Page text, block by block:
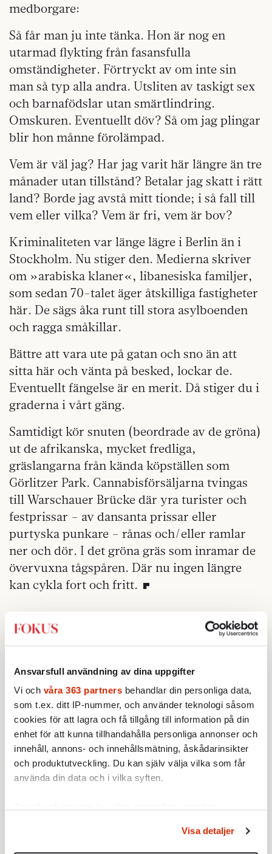
Ansvarsfull användning av dina uppgifter
Vi och våra 363 partners behandlar din personliga data,
som t.ex. ditt IP-nummer, och använder teknologi såsom
cookies för att lagra och få tillgång till information på din
enhet för att kunna tillhandahålla personliga annonser och
innehåll, annons- och innehållsmätning, åskådarinsikter
och produktutveckling. Du kan själv välja vilka som får
använda din data och i vilka syften.
Du kan ändra eller dra tillbaka ditt samtycke när som
helst från cookie-förklaringen.
Visa detaljer
medborgare:
Så får man ju inte tänka. Hon är nog en
utarmad flykting från fasansfulla
omständigheter. Förtryckt av om inte sin
man så typ alla andra. Utsliten av taskigt sex
och barnafödslar utan smärtlindring.
Omskuren. Eventuellt döv? Så om jag plingar
blir hon månne förolämpad.
Vem är väl jag? Har jag varit här längre än tre
månader utan tillstånd? Betalar jag skatt i rätt
land? Borde jag avstå mitt tionde; i så fall till
vem eller vilka? Vem är fri, vem är bov?
Kriminaliteten var länge lägre i Berlin än i
Stockholm. Nu stiger den. Medierna skriver
om »arabiska klaner«, libanesiska familjer,
som sedan 70-talet äger åtskilliga fastigheter
här. De sägs åka runt till stora asylboenden
och ragga småkillar.
Bättre att vara ute på gatan och sno än att
sitta här och vänta på besked, lockar de.
Eventuellt fängelse är en merit. Då stiger du i
graderna i vårt gäng.
Samtidigt kör snuten (beordrade av de gröna)
ut de afrikanska, mycket fredliga,
gräslangarna från kända köpställen som
Görlitzer Park. Cannabisförsäljarna tvingas
till Warschauer Brücke där yra turister och
festprissar – av dansanta prissar eller
purtyska punkare – rånas och/eller ramlar
ner och dör. I det gröna gräs som inramar de
övervuxna tågspåren. Där nu ingen längre
kan cykla fort och fritt.